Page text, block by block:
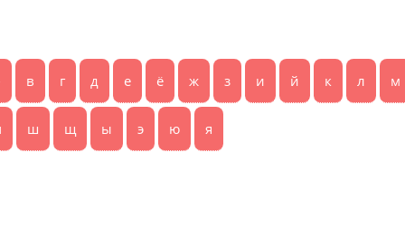
в г д е ё ж з и й к л м
ш щ ы э ю я